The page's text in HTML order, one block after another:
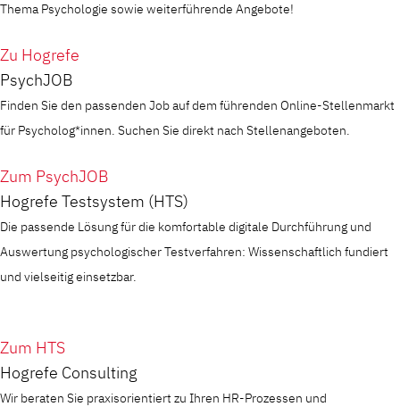
Thema Psychologie sowie weiterführende Angebote!
Zu Hogrefe
PsychJOB
Finden Sie den passenden Job auf dem führenden Online-Stellenmarkt
für Psycholog*innen. Suchen Sie direkt nach Stellenangeboten.
Zum PsychJOB
Hogrefe Testsystem (HTS)
Die passende Lösung für die komfortable digitale Durchführung und
Auswertung psychologischer Testverfahren: Wissenschaftlich fundiert
und vielseitig einsetzbar.
Zum HTS
Hogrefe Consulting
Wir beraten Sie praxisorientiert zu Ihren HR-Prozessen und